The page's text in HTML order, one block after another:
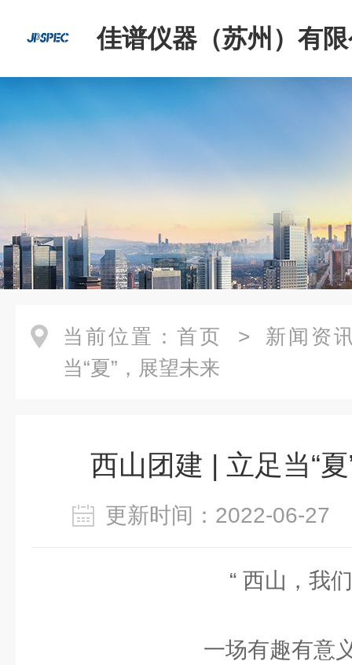
佳谱仪器（苏州）有
当前位置： 首页 > 新闻资
当“夏”，展望未来
西山团建 | 立足当“
更新时间：2022-06-
“ 西山，我
一场有趣有意